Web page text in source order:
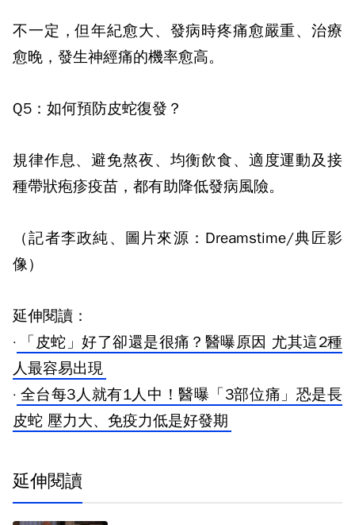
不一定，但年紀愈大、發病時疼痛愈嚴重、治療
愈晚，發生神經痛的機率愈高。
Q5 ：如何預防皮蛇復發？
規律作息、避免熬夜、均衡飲食、適度運動及接
種帶狀疱疹疫苗，都有助降低發病風險。
（記者李政純、圖片來源：Dreamstime/典匠影
像）
延伸閱讀：
·
「皮蛇」好了卻還是很痛？醫曝原因 尤其這2種
人最容易出現
· 全台每3人就有1人中！醫曝「3部位痛」恐是長
皮蛇 壓力大、免疫力低是好發期
延伸閱讀